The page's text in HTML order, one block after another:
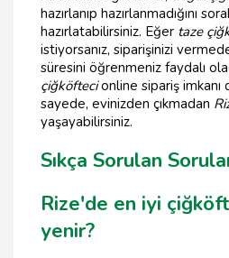
hazırlanıp hazırlanmadığını
hazırlatabilirsiniz. Eğer taze
istiyorsanız, siparişinizi
süresini öğrenmeniz faydalı
çiğköftecionline sipariş imkanı
sayede, evinizden çıkmadan
yaşayabilirsiniz.
Sıkça Sorulan
Rize'de en iyi
yenir?